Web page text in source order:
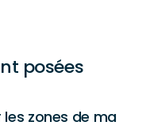
posées
les zones de ma